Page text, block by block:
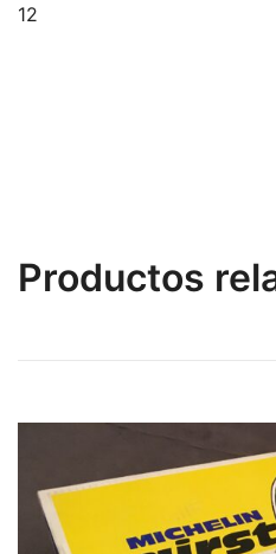
12
Productos